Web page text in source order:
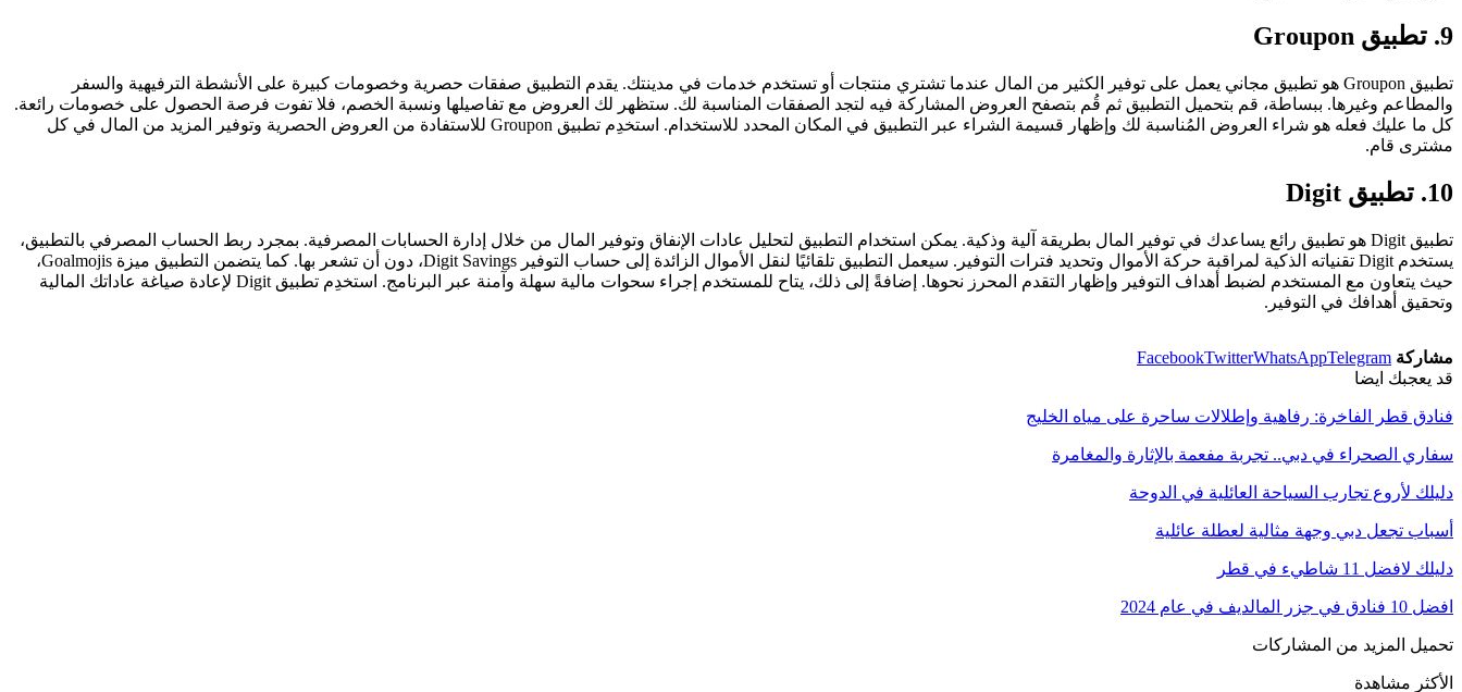
9. تطبيق Groupon
تطبيق Groupon هو تطبيق مجاني يعمل على توفير الكثير من المال عندما تشتري منتجات أو تستخدم خدمات في مدينتك. يقدم التطبيق صفقات حصرية وخصومات كبيرة على الأنشطة الترفيهية والسفر
والمطاعم وغيرها. ببساطة، قم بتحميل التطبيق ثم قُم بتصفح العروض المشاركة فيه لتجد الصفقات المناسبة لك. ستظهر لك العروض مع تفاصيلها ونسبة الخصم، فلا تفوت فرصة الحصول على خصومات رائعة.
كل ما عليك فعله هو شراء العروض المُناسبة لك وإظهار قسيمة الشراء عبر التطبيق في المكان المحدد للاستخدام. استخدِم تطبيق Groupon للاستفادة من العروض الحصرية وتوفير المزيد من المال في كل
مشترى قام.
10. تطبيق Digit
تطبيق Digit هو تطبيق رائع يساعدك في توفير المال بطريقة آلية وذكية. يمكن استخدام التطبيق لتحليل عادات الإنفاق وتوفير المال من خلال إدارة الحسابات المصرفية. بمجرد ربط الحساب المصرفي بالتطبيق،
يستخدم Digit تقنياته الذكية لمراقبة حركة الأموال وتحديد فترات التوفير. سيعمل التطبيق تلقائيًا لنقل الأموال الزائدة إلى حساب التوفير Digit Savings، دون أن تشعر بها. كما يتضمن التطبيق ميزة Goalmojis،
حيث يتعاون مع المستخدم لضبط أهداف التوفير وإظهار التقدم المحرز نحوها. إضافةً إلى ذلك، يتاح للمستخدم إجراء سحوات مالية سهلة وآمنة عبر البرنامج. استخدِم تطبيق Digit لإعادة صياغة عاداتك المالية
وتحقيق أهدافك في التوفير.
مشاركة FacebookTwitterWhatsAppTelegram
قد يعجبك ايضا
فنادق قطر الفاخرة: رفاهية وإطلالات ساحرة على مياه الخليج
سفاري الصحراء في دبي.. تجربة مفعمة بالإثارة والمغامرة
دليلك لأروع تجارب السياحة العائلية في الدوحة
أسباب تجعل دبي وجهة مثالية لعطلة عائلية
دليلك لافضل 11 شاطيء في قطر
افضل 10 فنادق في جزر المالديف في عام 2024
تحميل المزيد من المشاركات
الأكثر مشاهدة